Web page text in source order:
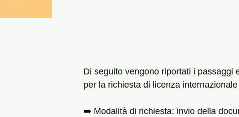
Di seguito vengono riportati i passaggi
per la richiesta di licenza
➡️ Modalità di richiesta: invio della